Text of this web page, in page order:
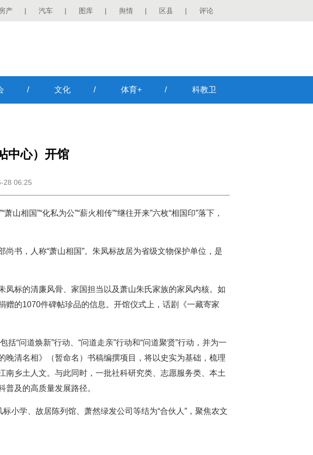
产 | 汽车 | 图库 | 舆情 | 区县 | 评论
/ 文化 / 体育+ / 科教卫
中心）开馆
28 06:25
相国”“化私为公”“薪火相传”“继往开来”六枚“相国印”落下，
书，人称“萧山相国”。朱凤标故居为省级文物保护单位，是
凤标的清廉风骨、家国担当以及萧山朱氏家族的家风内核。如
的1070件碑帖珍品的信息。开馆仪式上，话剧《一藏寄家
“问道焕新”行动、“问道走亲”行动和“问道聚贤”行动，并为一
清名相》（暂命名）书稿编撰项目，将以史实为基础，梳理
乡土人文。与此同时，一批社科研究类、志愿服务类、本土
及的高质量发展路径。
小学、故居陈列馆、萧然绿发公司等结为“合伙人”，聚焦农文